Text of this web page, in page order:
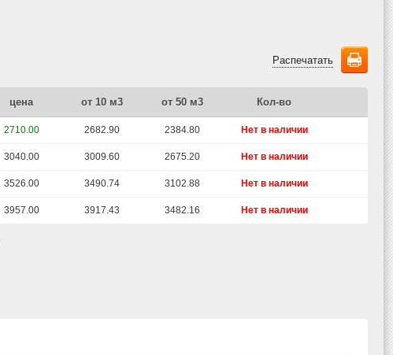
Распечатать
цена от 10 м3 от 50 м3 Кол-во
2710.00 2682.90 2384.80 Нет в наличии
3040.00 3009.60 2675.20 Нет в наличии
3526.00 3490.74 3102.88 Нет в наличии
3957.00 3917.43 3482.16 Нет в наличии